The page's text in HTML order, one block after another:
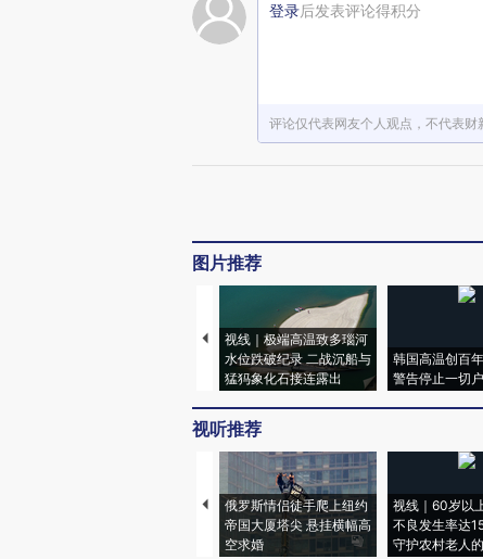
登录后发表评论得积分
评论仅代表网友个人观点，不代表财
图片推荐
视线｜极端高温致多瑙河
水位跌破纪录 二战沉船与
猛犸象化石接连露出
韩国高温创百
警告停止一切
视听推荐
俄罗斯情侣徒手爬上纽约
帝国大厦塔尖 悬挂横幅高
空求婚
视线｜60岁以
不良发生率达
守护农村老人